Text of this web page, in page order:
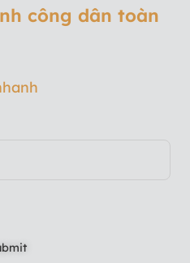
công dân toàn